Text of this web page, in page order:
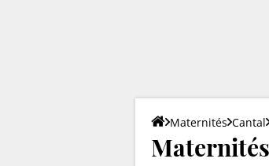
Maternités Cantal